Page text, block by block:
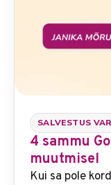
SALVESTUS
4 sammu
muutmisel
Kui sa pole